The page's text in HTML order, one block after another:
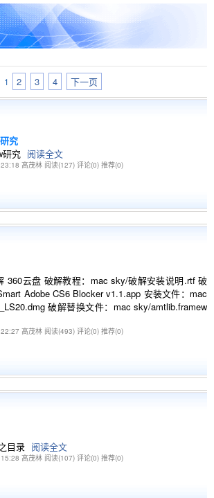
1 2 3 4 下一页
究
研究 阅读全文
高茂林 阅读(127) 评论(0) 推荐(0)
360云盘 破解教程：mac sky/破解安装说明.rtf 破
Adobe CS6 Blocker v1.1.app 安装文件：mac
破解替换文件：mac sky/amtlib.framew
高茂林 阅读(493) 评论(0) 推荐(0)
目录 阅读全文
高茂林 阅读(107) 评论(0) 推荐(0)